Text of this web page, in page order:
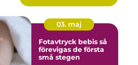
smärtan ...
03. maj
Fotavtryck bebis så
förevigas de första
små stegen